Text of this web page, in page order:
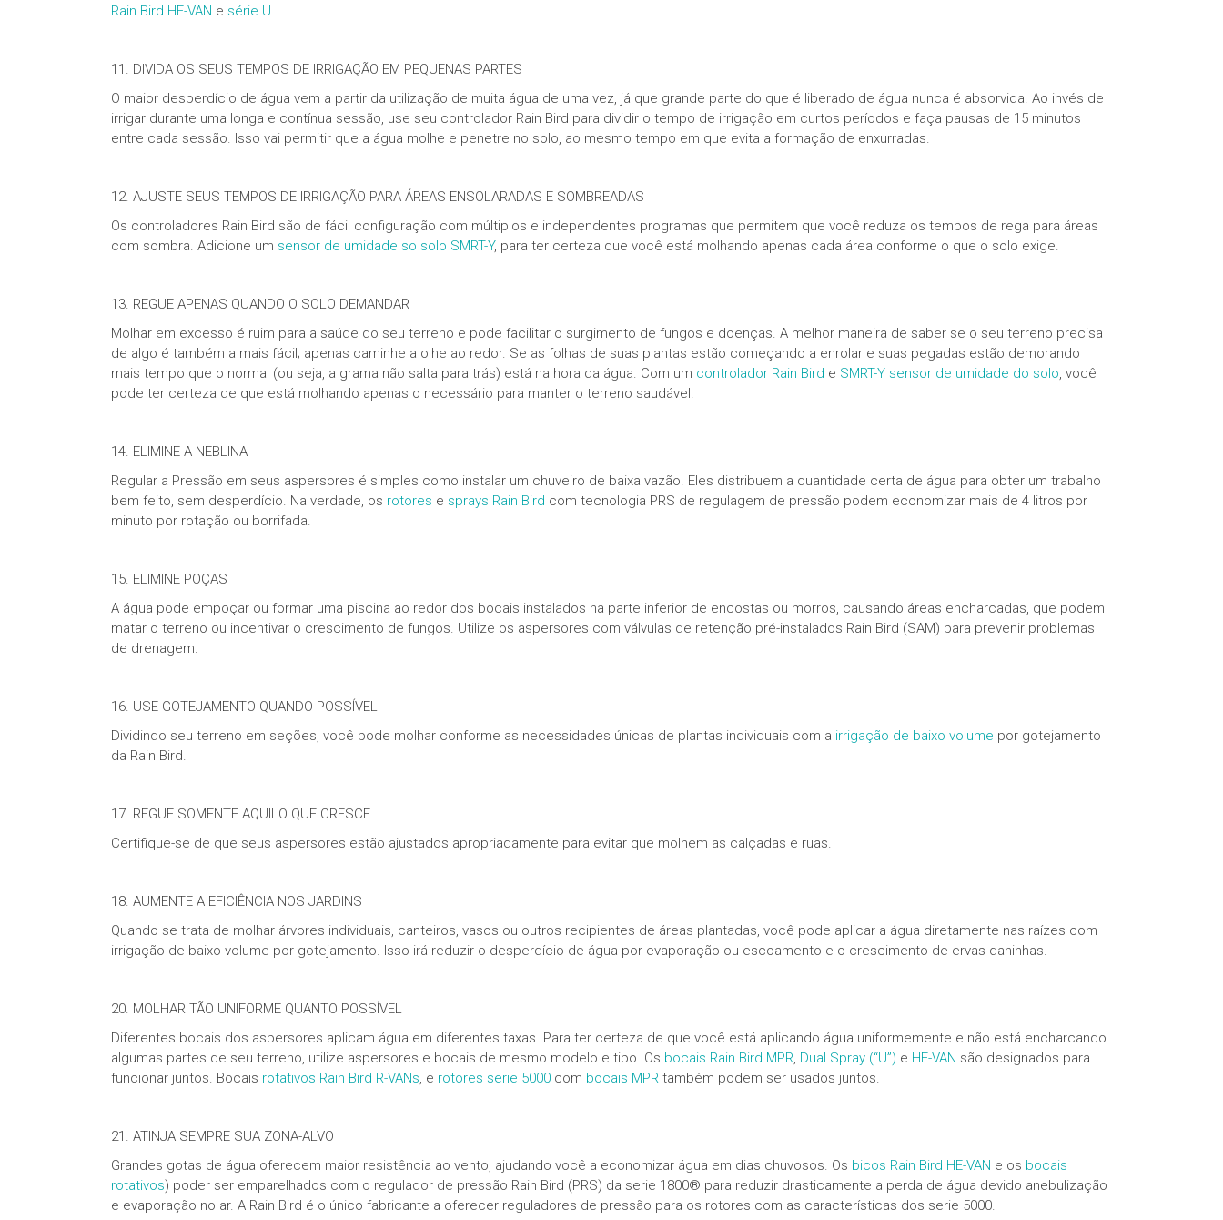
Rain Bird HE-VAN e série U.
11. DIVIDA OS SEUS TEMPOS DE IRRIGAÇÃO EM PEQUENAS PARTES
O maior desperdício de água vem a partir da utilização de muita água de uma vez, já que grande parte do que é liberado de água nunca é absorvida. Ao invés de
irrigar durante uma longa e contínua sessão, use seu controlador Rain Bird para dividir o tempo de irrigação em curtos períodos e faça pausas de 15 minutos
entre cada sessão. Isso vai permitir que a água molhe e penetre no solo, ao mesmo tempo em que evita a formação de enxurradas.
12. AJUSTE SEUS TEMPOS DE IRRIGAÇÃO PARA ÁREAS ENSOLARADAS E SOMBREADAS
Os controladores Rain Bird são de fácil configuração com múltiplos e independentes programas que permitem que você reduza os tempos de rega para áreas
com sombra. Adicione um sensor de umidade so solo SMRT-Y, para ter certeza que você está molhando apenas cada área conforme o que o solo exige.
13. REGUE APENAS QUANDO O SOLO DEMANDAR
Molhar em excesso é ruim para a saúde do seu terreno e pode facilitar o surgimento de fungos e doenças. A melhor maneira de saber se o seu terreno precisa
de algo é também a mais fácil; apenas caminhe a olhe ao redor. Se as folhas de suas plantas estão começando a enrolar e suas pegadas estão demorando
mais tempo que o normal (ou seja, a grama não salta para trás) está na hora da água. Com um controlador Rain Bird e SMRT-Y sensor de umidade do solo, você
pode ter certeza de que está molhando apenas o necessário para manter o terreno saudável.
14. ELIMINE A NEBLINA
Regular a Pressão em seus aspersores é simples como instalar um chuveiro de baixa vazão. Eles distribuem a quantidade certa de água para obter um trabalho
bem feito, sem desperdício. Na verdade, os rotores e sprays Rain Bird com tecnologia PRS de regulagem de pressão podem economizar mais de 4 litros por
minuto por rotação ou borrifada.
15. ELIMINE POÇAS
A água pode empoçar ou formar uma piscina ao redor dos bocais instalados na parte inferior de encostas ou morros, causando áreas encharcadas, que podem
matar o terreno ou incentivar o crescimento de fungos. Utilize os aspersores com válvulas de retenção pré-instalados Rain Bird (SAM) para prevenir problemas
de drenagem.
16. USE GOTEJAMENTO QUANDO POSSÍVEL
Dividindo seu terreno em seções, você pode molhar conforme as necessidades únicas de plantas individuais com a irrigação de baixo volume por gotejamento
da Rain Bird.
17. REGUE SOMENTE AQUILO QUE CRESCE
Certifique-se de que seus aspersores estão ajustados apropriadamente para evitar que molhem as calçadas e ruas.
18. AUMENTE A EFICIÊNCIA NOS JARDINS
Quando se trata de molhar árvores individuais, canteiros, vasos ou outros recipientes de áreas plantadas, você pode aplicar a água diretamente nas raízes com
irrigação de baixo volume por gotejamento. Isso irá reduzir o desperdício de água por evaporação ou escoamento e o crescimento de ervas daninhas.
20. MOLHAR TÃO UNIFORME QUANTO POSSÍVEL
Diferentes bocais dos aspersores aplicam água em diferentes taxas. Para ter certeza de que você está aplicando água uniformemente e não está encharcando
algumas partes de seu terreno, utilize aspersores e bocais de mesmo modelo e tipo. Os bocais Rain Bird MPR, Dual Spray (“U”) e HE-VAN são designados para
funcionar juntos. Bocais rotativos Rain Bird R-VANs, e rotores serie 5000 com bocais MPR também podem ser usados juntos.
21. ATINJA SEMPRE SUA ZONA-ALVO
Grandes gotas de água oferecem maior resistência ao vento, ajudando você a economizar água em dias chuvosos. Os bicos Rain Bird HE-VAN e os bocais
rotativos) poder ser emparelhados com o regulador de pressão Rain Bird (PRS) da serie 1800® para reduzir drasticamente a perda de água devido anebulização
e evaporação no ar. A Rain Bird é o único fabricante a oferecer reguladores de pressão para os rotores com as características dos serie 5000.